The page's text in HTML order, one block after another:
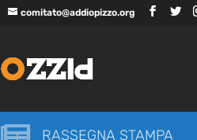
comitato@addiopizzo.org
 RASSEGNA STAMPA